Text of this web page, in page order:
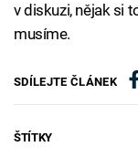
v diskuzi, nějak si
musíme.
SDÍLEJTE ČLÁNEK
ŠTÍTKY